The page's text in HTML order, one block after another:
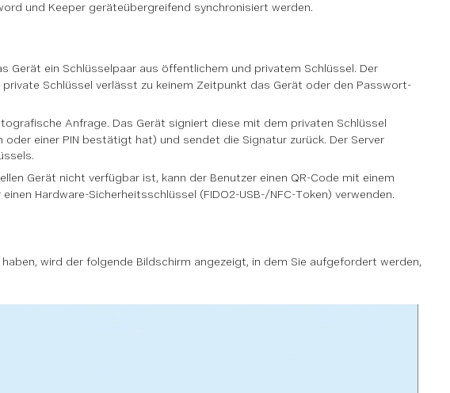
und Keeper geräteübergreifend synchronisiert werden.
Gerät ein Schlüsselpaar aus öffentlichem und privatem Schlüssel. Der
Schlüssel verlässt zu keinem Zeitpunkt das Gerät oder den Passwort-
Anfrage. Das Gerät signiert diese mit dem privaten Schlüssel
einer PIN bestätigt hat) und sendet die Signatur zurück. Der Server
Gerät nicht verfügbar ist, kann der Benutzer einen QR-Code mit einem
Hardware-Sicherheitsschlüssel (FIDO2-USB-/NFC-Token) verwenden.
wird der folgende Bildschirm angezeigt, in dem Sie aufgefordert werden,